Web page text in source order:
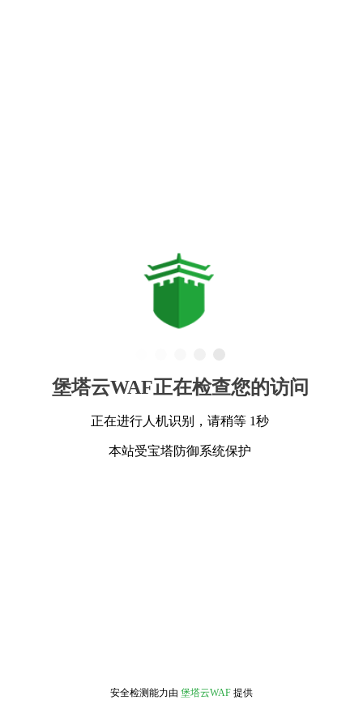
堡塔云WAF正在检查您的访问
正在进行人机识别，请稍等 1秒
本站受宝塔防御系统保护
安全检测能力由 堡塔云WAF 提供